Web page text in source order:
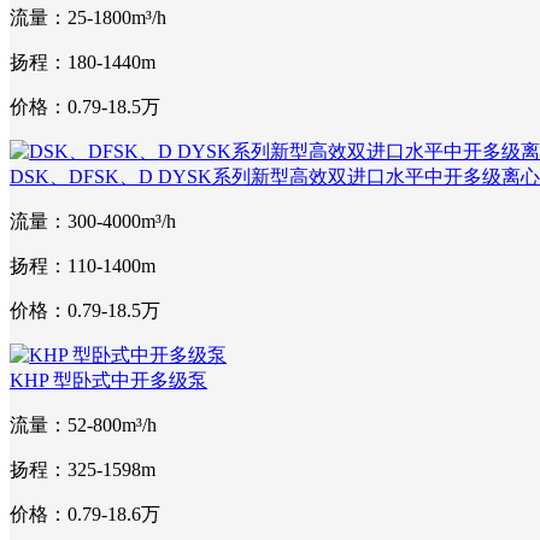
流量：25-1800m³/h
扬程：180-1440m
价格：0.79-18.5万
DSK、DFSK、D DYSK系列新型高效双进口水平中开多级离
流量：300-4000m³/h
扬程：110-1400m
价格：0.79-18.5万
KHP 型卧式中开多级泵
流量：52-800m³/h
扬程：325-1598m
价格：0.79-18.6万